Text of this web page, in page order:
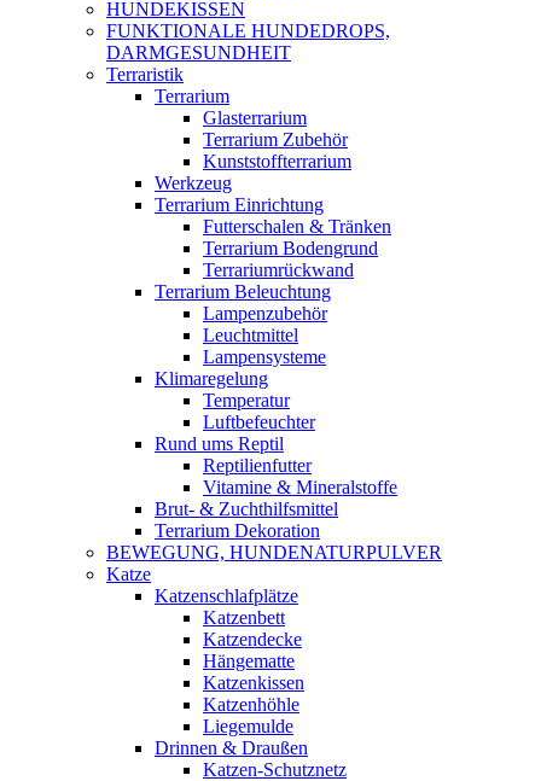
HUNDEKISSEN
FUNKTIONALE HUNDEDROPS,
DARMGESUNDHEIT
Terraristik
Terrarium
Glasterrarium
Terrarium Zubehör
Kunststoffterrarium
Werkzeug
Terrarium Einrichtung
Futterschalen & Tränken
Terrarium Bodengrund
Terrariumrückwand
Terrarium Beleuchtung
Lampenzubehör
Leuchtmittel
Lampensysteme
Klimaregelung
Temperatur
Luftbefeuchter
Rund ums Reptil
Reptilienfutter
Vitamine & Mineralstoffe
Brut- & Zuchthilfsmittel
Terrarium Dekoration
BEWEGUNG, HUNDENATURPULVER
Katze
Katzenschlafplätze
Katzenbett
Katzendecke
Hängematte
Katzenkissen
Katzenhöhle
Liegemulde
Drinnen & Draußen
Katzen-Schutznetz